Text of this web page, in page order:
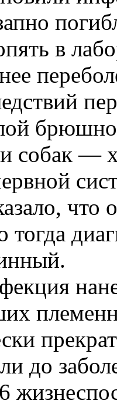
в
собак —
тогда
до